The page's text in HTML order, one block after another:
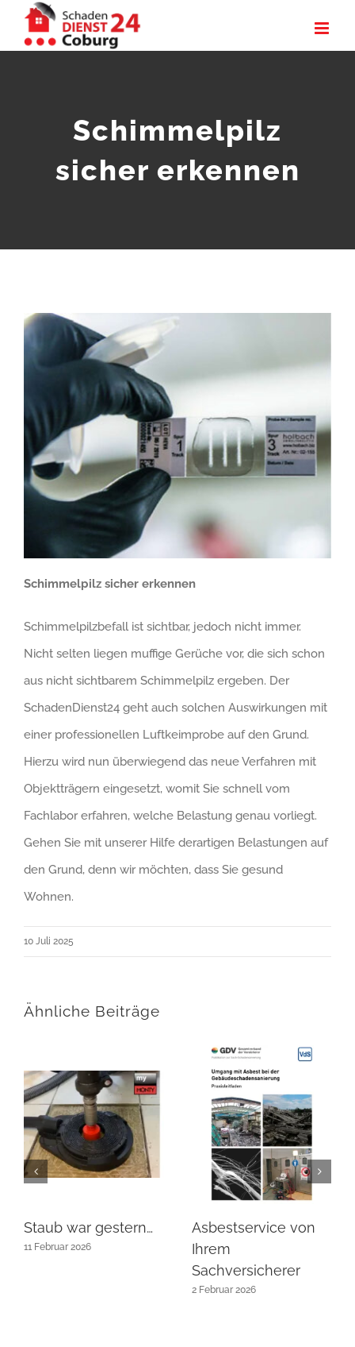
Inhalt
Schimmelpilz
sicher erkennen
Schimmelpilz sicher erkennen
Schimmelpilzbefall ist sichtbar, jedoch nicht immer.
Nicht selten liegen muffige Gerüche vor, die sich schon
aus nicht sichtbarem Schimmelpilz ergeben. Der
SchadenDienst24 geht auch solchen Auswirkungen mit
einer professionellen Luftkeimprobe auf den Grund.
Hierzu wird nun überwiegend das neue Verfahren mit
Objektträgern eingesetzt, womit Sie schnell vom
Fachlabor erfahren, welche Belastung genau vorliegt.
Gehen Sie mit unserer Hilfe derartigen Belastungen auf
den Grund, denn wir möchten, dass Sie gesund
Wohnen.
10 Juli 2025
Ähnliche Beiträge
Staub war gestern…
11 Februar 2026
Asbestservice von
Ihrem
Sachversicherer
2 Februar 2026